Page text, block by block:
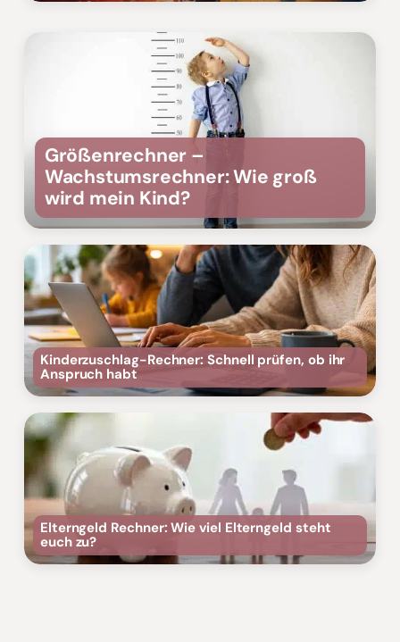
Größenrechner –
Wachstumsrechner: Wie groß
wird mein Kind?
Kinderzuschlag-Rechner: Schnell prüfen, ob ihr
Anspruch habt
Elterngeld Rechner: Wie viel Elterngeld steht
euch zu?